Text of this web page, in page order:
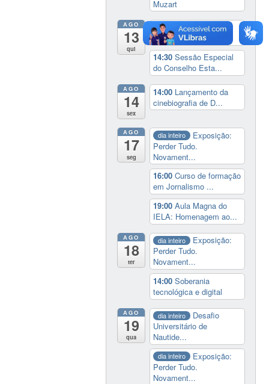
Muzart
AGO
13
qui
9:00 Feira do Livro da
UFSC
14:30Sessão Especial
do Conselho Esta...
AGO
14
sex
14:00 Lançamento da
cinebiografia de D...
AGO
17
seg
dia inteiro
Exposição:
Perder Tudo.
Novament...
16:00Curso de formação
em Jornalismo ...
19:00Aula Magna do
IELA: Homenagem ao...
AGO
18
ter
dia inteiro
Exposição:
Perder Tudo.
Novament...
14:00Soberania
tecnológica e digital
AGO
19
qua
dia inteiro
Desafio
Universitário de
Nautide...
dia inteiro
Exposição:
Perder Tudo.
Novament...